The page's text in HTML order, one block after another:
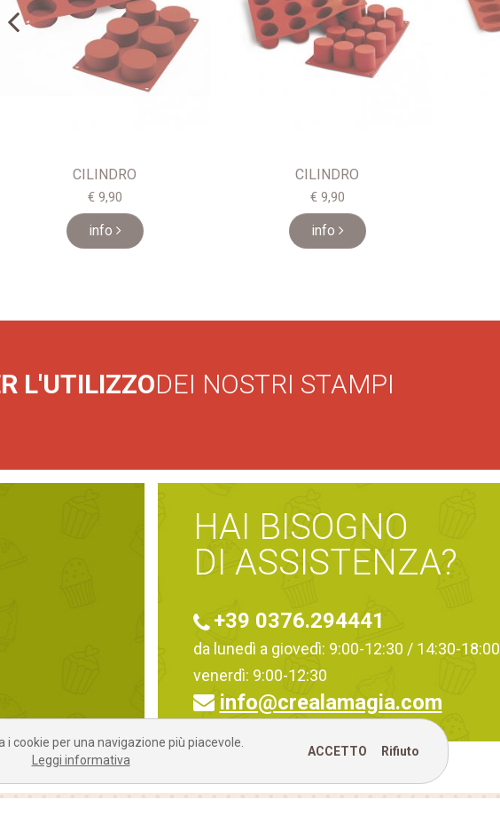
CILINDRO
€ 9,90
info
CILINDRO
€ 9,90
info
L'UTILIZZODEI NOSTRI STAMPI
HAI BISOGNO
DI ASSISTENZA?
+39 0376.294441
da lunedì a giovedì: 9:00-12:30 / 14:30-18:00
venerdì: 9:00-12:30
info@crealamagia.com
i cookie per una navigazione più piacevole.
Leggi informativa
ACCETTO Rifiuto